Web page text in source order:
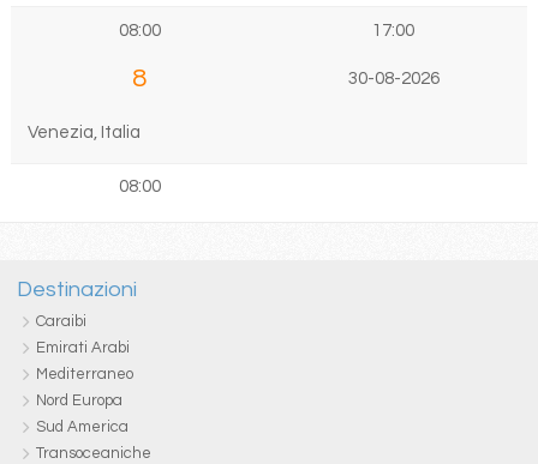
08:00 17:00
8 30-08-2026
Venezia, Italia
08:00
Destinazioni
Caraibi
Emirati Arabi
Mediterraneo
Nord Europa
Sud America
Transoceaniche